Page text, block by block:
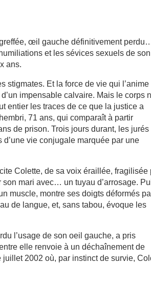
œil gauche définitivement
et les sévices sexuels de son
ans.
stigmates. Et la force de vie qui l’anime
impensable calvaire. Mais le corps
entier les traces de ce que la justice a
71 ans, qui comparaît à partir
de prison. Trois jours durant, les jurés
vie conjugale marquée par une
Colette, de sa voix éraillée, fragilisée
son mari avec… un tuyau d’arrosage.
muscle, montre ses doigts déformés
de langue, et, sans tabou, évoque les
l’usage de son oeil gauche, a pris
elle renvoie à un déchaînement de
2002 où, par instinct de survie,